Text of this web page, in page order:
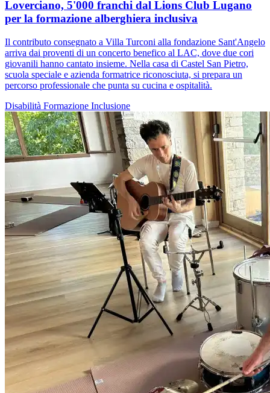
Loverciano, 5'000 franchi dal Lions Club Lugano
per la formazione alberghiera inclusiva
Il contributo consegnato a Villa Turconi alla fondazione Sant'Angelo
arriva dai proventi di un concerto benefico al LAC, dove due cori
giovanili hanno cantato insieme. Nella casa di Castel San Pietro,
scuola speciale e azienda formatrice riconosciuta, si prepara un
percorso professionale che punta su cucina e ospitalità.
Disabilità Formazione Inclusione